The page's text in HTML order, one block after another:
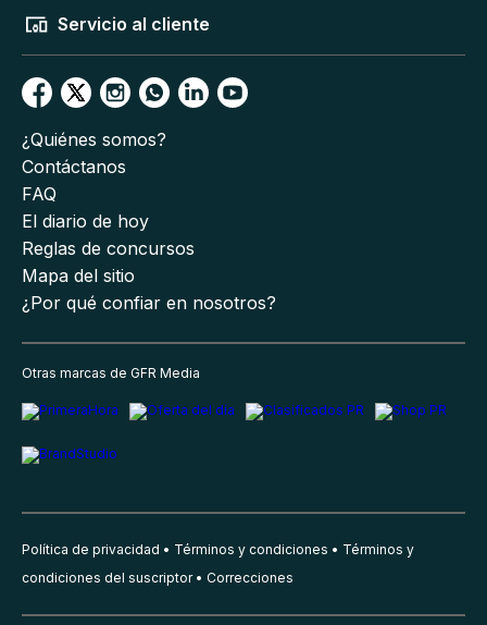
Servicio al cliente
¿Quiénes somos?
Contáctanos
FAQ
El diario de hoy
Reglas de concursos
Mapa del sitio
¿Por qué confiar en nosotros?
Otras marcas de GFR Media
Política de privacidad Términos y condiciones
Términos y
condiciones del suscriptor
Correcciones